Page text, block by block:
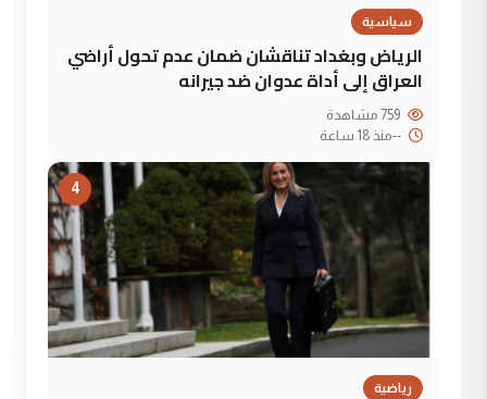
سياسية
الرياض وبغداد تناقشان ضمان عدم تحول أراضي
العراق إلى أداة عدوان ضد جيرانه
--منذ 18 ساعة
4
رياضية